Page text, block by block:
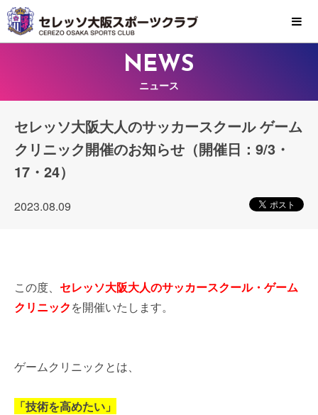
MENU
NEWS
ニュース
セレッソ大阪大人のサッカースクール ゲーム
クリニック開催のお知らせ（開催日：9/3・
17・24）
2023.08.09
この度、 セレッソ大阪大人のサッカースクール・ゲーム
クリニックを開催いたします。
ゲームクリニックとは、
「技術を高めたい」